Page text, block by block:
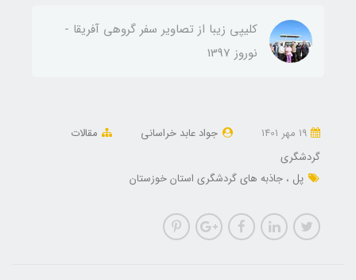
کلیپی زیبا از تصاویر سفر گروهی آفریقا -
نوروز 1397
جواد عابد خراسانی
مقالات
گردشگری
پل
جاذبه های گردشگری استان خوزستان